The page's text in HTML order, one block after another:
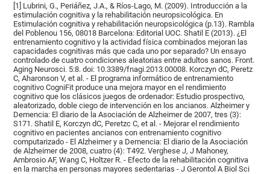
[1] Lubrini, G., Periáñez, J.A., & Ríos-Lago, M. (2009). Introducción a la
estimulación cognitiva y la rehabilitación neuropsicológica. En
Estimulación cognitiva y rehabilitación neuropsicológica (p.13). Rambla
del Poblenou 156, 08018 Barcelona: Editorial UOC. Shatil E (2013). ¿El
entrenamiento cognitivo y la actividad física combinados mejoran las
capacidades cognitivas más que cada uno por separado? Un ensayo
controlado de cuatro condiciones aleatorias entre adultos sanos. Front.
Aging Neurosci. 5:8. doi: 10.3389/fnagi.2013.00008. Korczyn dC, Peretz
C, Aharonson V, et al. - El programa informático de entrenamiento
cognitivo CogniFit produce una mejora mayor en el rendimiento
cognitivo que los clásicos juegos de ordenador: Estudio prospectivo,
aleatorizado, doble ciego de intervención en los ancianos. Alzheimer y
Demencia: El diario de la Asociación de Alzheimer de 2007, tres (3):
S171. Shatil E, Korczyn dC, Peretzc C, et al. - Mejorar el rendimiento
cognitivo en pacientes ancianos con entrenamiento cognitivo
computarizado - El Alzheimer y a Demencia: El diario de la Asociación
de Alzheimer de 2008, cuatro (4): T492. Verghese J, J Mahoney,
Ambrosio AF, Wang C, Holtzer R. - Efecto de la rehabilitación cognitiva
en la marcha en personas mayores sedentarias - J Gerontol A Biol Sci